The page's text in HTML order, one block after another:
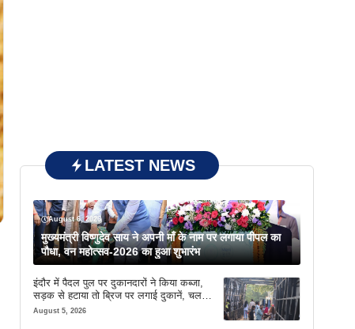
LATEST NEWS
August 6, 2026
मुख्यमंत्री विष्णुदेव साय ने अपनी माँ के नाम पर लगाया पीपल का
पौधा, वन महोत्सव-2026 का हुआ शुभारंभ
इंदौर में पैदल पुल पर दुकानदारों ने किया कब्जा,
सड़क से हटाया तो ब्रिज पर लगाई दुकानें, चलने
की जगह भी नहीं मिल रही
August 5, 2026